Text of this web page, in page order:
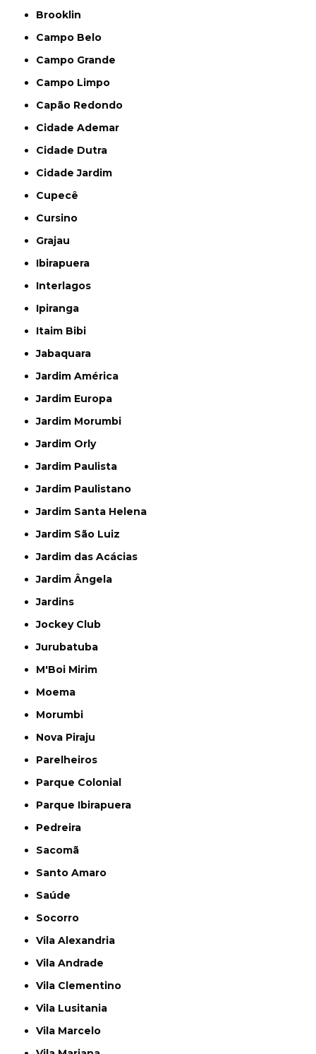
Brooklin
Campo Belo
Campo Grande
Campo Limpo
Capão Redondo
Cidade Ademar
Cidade Dutra
Cidade Jardim
Cupecê
Cursino
Grajau
Ibirapuera
Interlagos
Ipiranga
Itaim Bibi
Jabaquara
Jardim América
Jardim Europa
Jardim Morumbi
Jardim Orly
Jardim Paulista
Jardim Paulistano
Jardim Santa Helena
Jardim São Luiz
Jardim das Acácias
Jardim Ângela
Jardins
Jockey Club
Jurubatuba
M'Boi Mirim
Moema
Morumbi
Nova Piraju
Parelheiros
Parque Colonial
Parque Ibirapuera
Pedreira
Sacomã
Santo Amaro
Saúde
Socorro
Vila Alexandria
Vila Andrade
Vila Clementino
Vila Lusitania
Vila Marcelo